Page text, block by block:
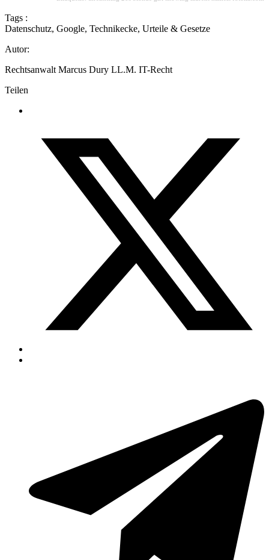
Tags :
Datenschutz, Google, Technikecke, Urteile & Gesetze
Autor:
Rechtsanwalt Marcus Dury LL.M. IT-Recht
Teilen